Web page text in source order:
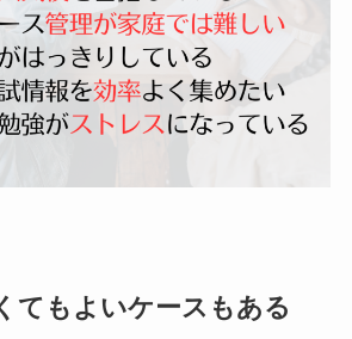
てもよいケースもある